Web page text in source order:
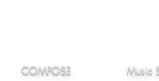
COMPOSE Music